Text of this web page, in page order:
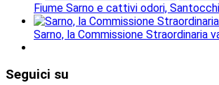
Fiume Sarno e cattivi odori,
Sarno, la Commissione Straordinaria
Seguici su